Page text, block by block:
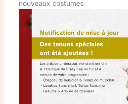
nouveaux costumes